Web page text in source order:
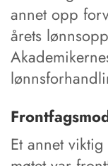
annet opp
årets
Et annet